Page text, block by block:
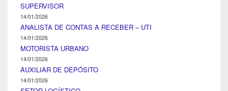
SUPERVISOR
14/01/2026
ANALISTA DE CONTAS A RECEBER – UTI
14/01/2026
MOTORISTA URBANO
14/01/2026
AUXILIAR DE DEPÓSITO
14/01/2026